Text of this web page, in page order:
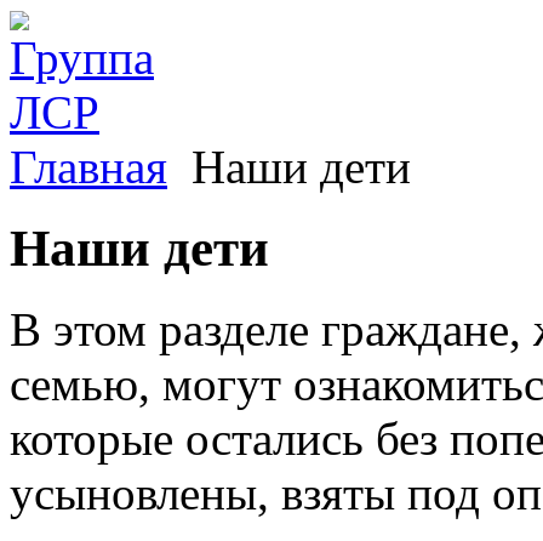
Главная Наши дети
Наши дети
В этом разделе
семью, могут
которые остались без
усыновлены, взяты под